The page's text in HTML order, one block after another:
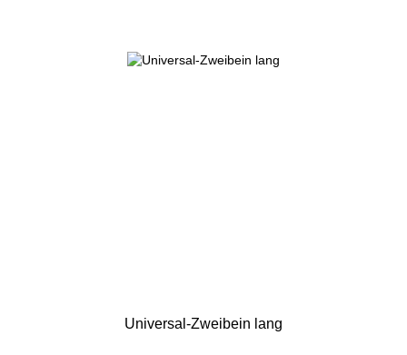
Universal-Zweibein lang